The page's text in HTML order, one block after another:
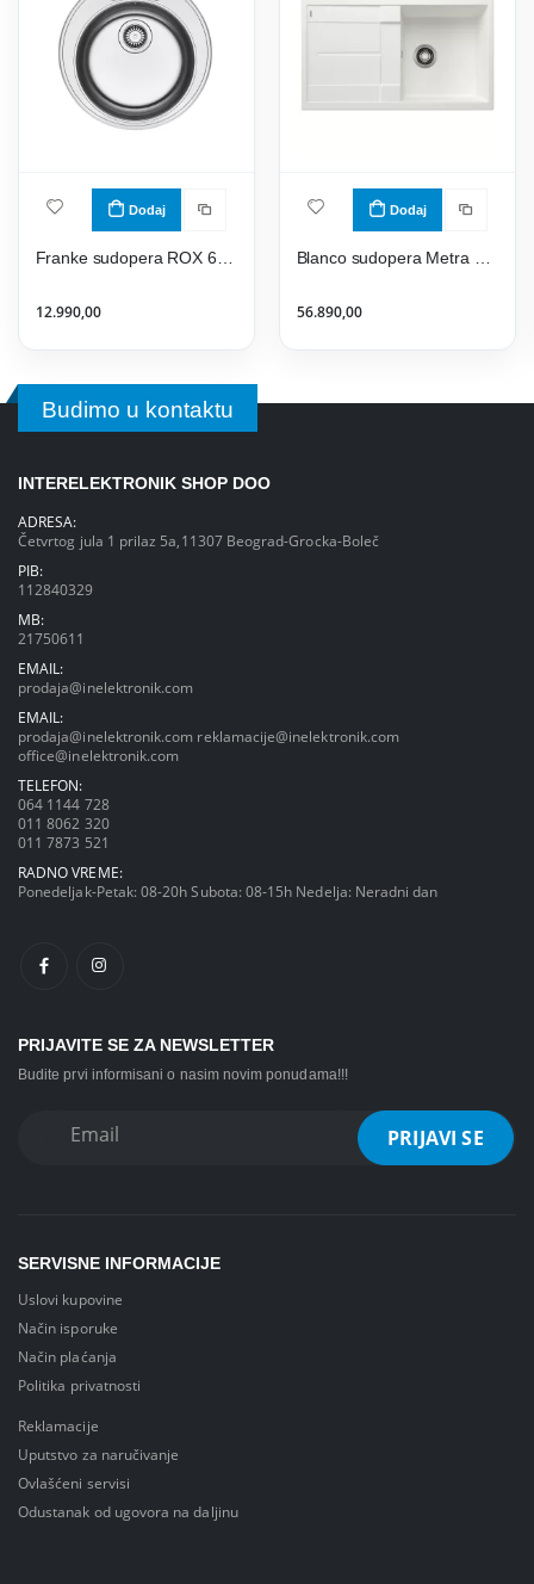
Dodaj
12.990,00
Dodaj
56.890,00
Budimo u kontaktu
INTERELEKTRONIK SHOP DOO
ADRESA:
Četvrtog jula 1 prilaz 5a,11307 Beograd-Grocka-Boleč
PIB:
112840329
MB:
21750611
EMAIL:
prodaja@inelektronik.com
EMAIL:
prodaja@inelektronik.com reklamacije@inelektronik.com
office@inelektronik.com
TELEFON:
064 1144 728
011 8062 320
011 7873 521
RADNO VREME:
Ponedeljak-Petak: 08-20h Subota: 08-15h Nedelja: Neradni dan
PRIJAVITE SE ZA NEWSLETTER
Budite prvi informisani o nasim novim ponudama!!!
SERVISNE INFORMACIJE
Uslovi kupovine
Način isporuke
Način plaćanja
Politika privatnosti
Reklamacije
Uputstvo za naručivanje
Ovlašćeni servisi
Odustanak od ugovora na daljinu